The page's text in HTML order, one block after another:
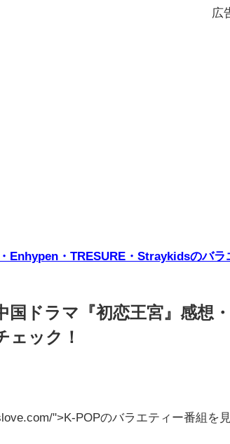
広
Enhypen・TRESURE・Straykidsのバ
国ドラマ『初恋王宮』感想
ェック！
">K-POPのバラエティー番組を